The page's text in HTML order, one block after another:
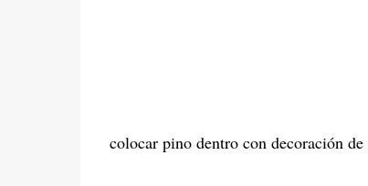
colocar pino dentro con decoración